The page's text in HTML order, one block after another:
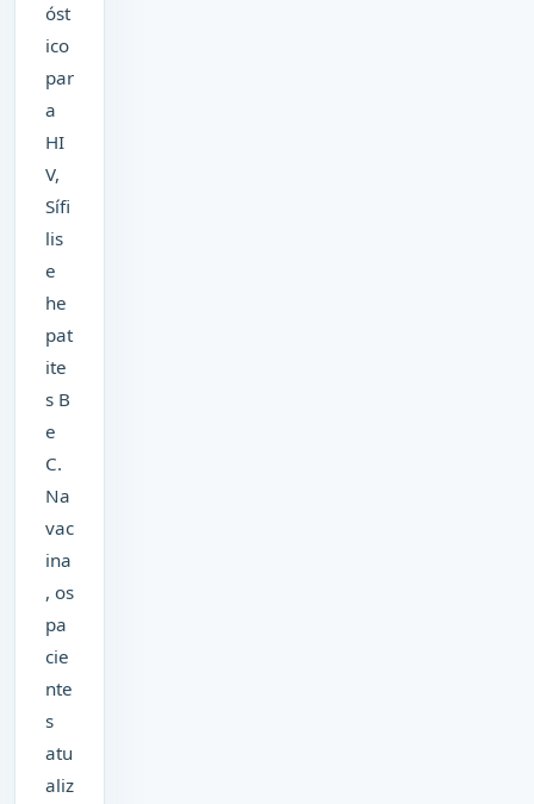
óst
ico
par
a
HI
V,
Sífi
lis
e
he
pat
ite
s B
e
C.
Na
vac
ina
, os
pa
cie
nte
s
atu
aliz